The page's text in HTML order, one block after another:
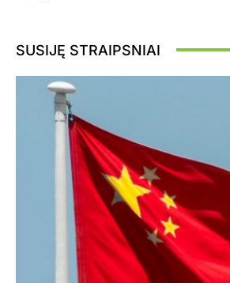
SUSIJĘ STRAIPSNIAI